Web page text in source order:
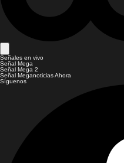
Señales en vivo
Señal Mega
Señal Mega 2
Señal Meganoticias Ahora
Síguenos